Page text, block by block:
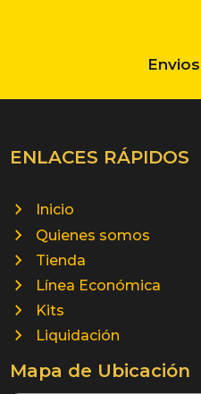
ENLACES RÁPIDOS
Inicio
Quienes somos
Tienda
Línea Económica
Kits
Liquidación
Mapa de Ubicación